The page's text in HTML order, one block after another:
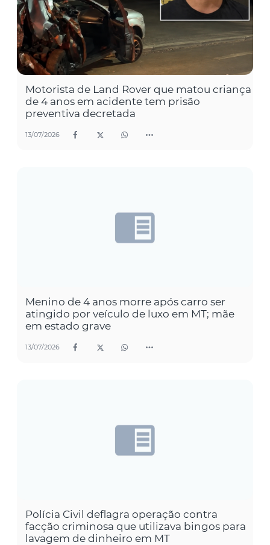
Motorista de Land Rover que matou criança
de 4 anos em acidente tem prisão
preventiva decretada
13/07/2026
Menino de 4 anos morre após carro ser
atingido por veículo de luxo em MT; mãe
em estado grave
13/07/2026
Polícia Civil deflagra operação contra
facção criminosa que utilizava bingos para
lavagem de dinheiro em MT